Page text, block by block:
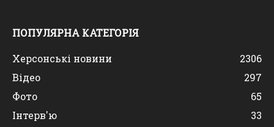
ПОПУЛЯРНА КАТЕГОРІЯ
Херсонські новини
2306
Відео
297
Фото
65
Інтерв'ю
33